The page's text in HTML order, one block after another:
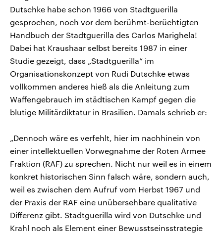
Dutschke habe schon 1966 von Stadtguerilla
gesprochen, noch vor dem berühmt-berüchtigten
Handbuch der Stadtguerilla des Carlos Marighela!
Dabei hat Kraushaar selbst bereits 1987 in einer
Studie gezeigt, dass „Stadtguerilla“ im
Organisationskonzept von Rudi Dutschke etwas
vollkommen anderes hieß als die Anleitung zum
Waffengebrauch im städtischen Kampf gegen die
blutige Militärdiktatur in Brasilien. Damals schrieb er:
„Dennoch wäre es verfehlt, hier im nachhinein von
einer intellektuellen Vorwegnahme der Roten Armee
Fraktion (RAF) zu sprechen. Nicht nur weil es in einem
konkret historischen Sinn falsch wäre, sondern auch,
weil es zwischen dem Aufruf vom Herbst 1967 und
der Praxis der RAF eine unübersehbare qualitative
Differenz gibt. Stadtguerilla wird von Dutschke und
Krahl noch als Element einer Bewusstseinsstrategie